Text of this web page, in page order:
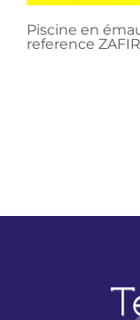
Piscine en
reference